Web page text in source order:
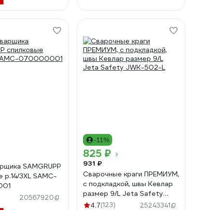
SAMGRUPP
р.14/3XL SAMC-
20567920
-11%
825 ₽
931 ₽
Сварочные краги ПРЕМИУМ,
с подкладкой, швы Кевлар
размер 9/L Jeta Safety
JWK-502-L
4.7(123) 25243341